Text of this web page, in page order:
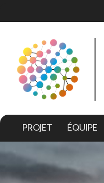
PROJET ÉQUIPE